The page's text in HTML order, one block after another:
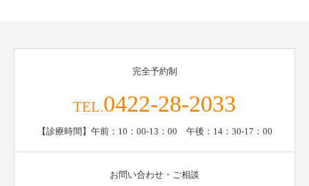
完全予約制
TEL.0422-28-2033
【診療時間】午前：10：00-13：00 午後：14：30-17：00
お問い合わせ・ご相談